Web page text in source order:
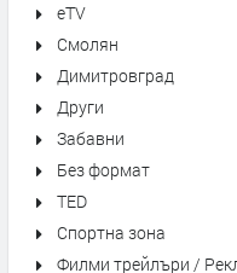
eTV
Смолян
Димитровград
Други
Забавни
Без формат
TED
Спортна зона
Филми трейлъри /